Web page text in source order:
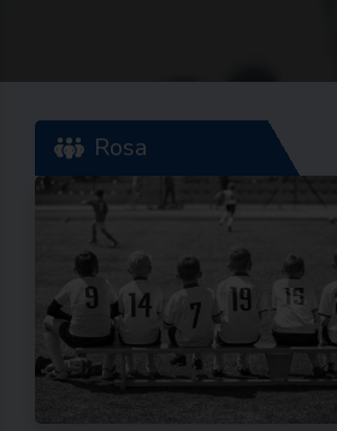
Rosa